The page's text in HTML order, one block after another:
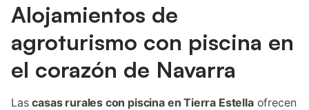
Alojamientos de
agroturismo con piscina en
el corazón de Navarra
Lascasas rurales con piscina en Tierra Estellaofrecen